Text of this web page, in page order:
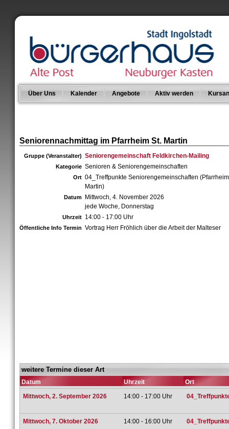
Über Uns Kalender Angebote Aktiv werden
Seniorennachmittag im Pfarrheim St. Martin
Gruppe (Veranstalter) Seniorengemeinschaft Feldkirchen-Mailing
Kategorie Senioren & Seniorengemeinschaften
Ort 04_Treffpunkte Seniorengemeinschaften
Martin)
Datum
Mittwoch, 4. November 2026
jede Woche, Donnerstag
Uhrzeit 14:00 - 17:00 Uhr
Öffentliche Info Termin Vortrag Herr Fröhlich über die Arbeit der Malteser
weitere Termine dieser Art
Datum Uhrzeit
Ort
Mittwoch, 2. September 2026
14:00 - 17:00 Uhr
Mittwoch, 7. Oktober 2026 14:00 - 16:00 Uhr